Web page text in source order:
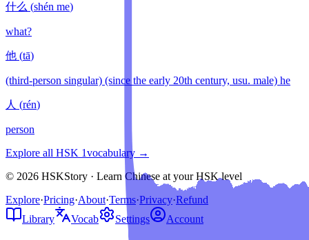
什么 (shén me)
what?
他 (tā)
(third-person singular) (since the early 20th century, usu. male) he
人 (rén)
person
Explore all HSK 1vocabulary →
© 2026 HSKStory · Learn Chinese at your HSK level
Explore·Pricing·About·Terms·Privacy·Refund
Library
Vocab Settings Account